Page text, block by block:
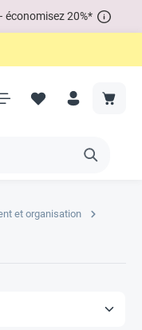
économisez 20%*
et organisation